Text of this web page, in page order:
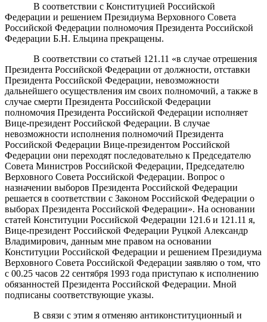
В соответствии с Конституцией Российской
Федерации и решением Президиума Верховного Совета
Российской Федерации полномочия Президента Российской
Федерации Б.Н. Ельцина прекращены.
В соответствии со статьей 121.11 «в случае отрешения
Президента Российской Федерации от должности, отставки
Президента Российской Федерации, невозможности
дальнейшего осуществления им своих полномочий, а также в
случае смерти Президента Российской Федерации
полномочия Президента Российской Федерации исполняет
Вице-президент Российской Федерации. В случае
невозможности исполнения полномочий Президента
Российской Федерации Вице-президентом Российской
Федерации они переходят последовательно к Председателю
Совета Министров Российской Федерации, Председателю
Верховного Совета Российской Федерации. Вопрос о
назначении выборов Президента Российской Федерации
решается в соответствии с Законом Российской Федерации о
выборах Президента Российской Федерации». На основании
статей Конституции Российской Федерации 121.6 и 121.11 я,
Вице-президент Российской Федерации Руцкой Александр
Владимирович, данным мне правом на основании
Конституции Российской Федерации и решением Президиума
Верховного Совета Российской Федерации заявляю о том, что
с 00.25 часов 22 сентября 1993 года приступаю к исполнению
обязанностей Президента Российской Федерации. Мной
подписаны соответствующие указы.
В связи с этим я отменяю антиконституционный и